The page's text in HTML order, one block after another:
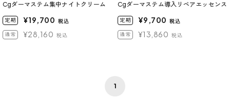
Cgダーマステム集中ナイトクリーム
定期 ¥19,700 税込
通常 ¥28,160 税込
Cgダーマステム導入リペアエッセンス
定期 ¥9,700 税込
通常 ¥13,860 税込
1